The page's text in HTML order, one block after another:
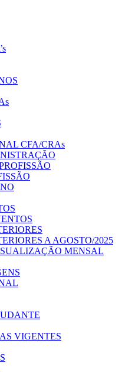
CFA/CRAs
A AGOSTO/2025
MENSAL
VIGENTES